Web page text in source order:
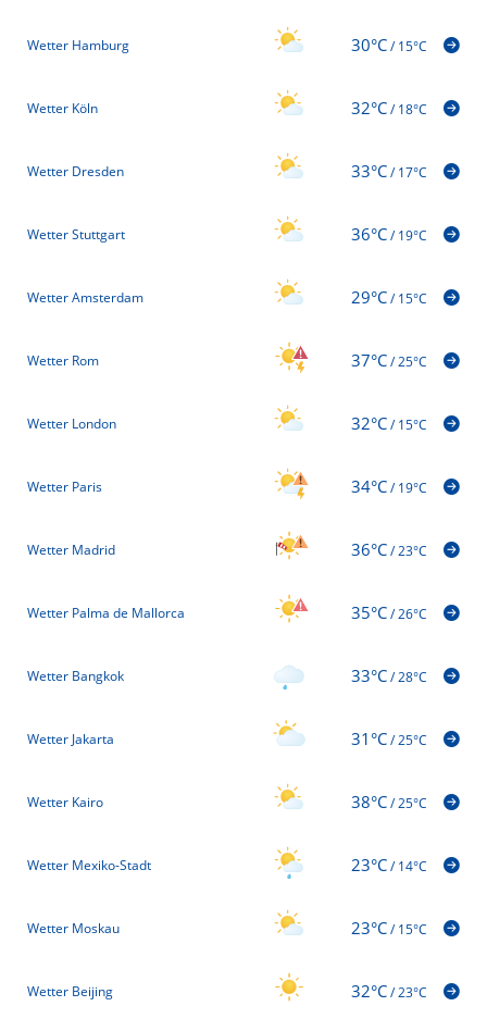
Wetter Hamburg 30°C/15°C
Wetter Köln 32°C/18°C
Wetter Dresden 33°C/17°C
Wetter Stuttgart 36°C/19°C
Wetter Amsterdam 29°C/15°C
Wetter Rom 37°C/25°C
Wetter London 32°C/15°C
Wetter Paris 34°C/19°C
Wetter Madrid 36°C/23°C
Wetter Palma de Mallorca 35°C/26°C
Wetter Bangkok 33°C/28°C
Wetter Jakarta 31°C/25°C
Wetter Kairo 38°C/25°C
Wetter Mexiko-Stadt 23°C/14°C
Wetter Moskau 23°C/15°C
Wetter Beijing 32°C/23°C